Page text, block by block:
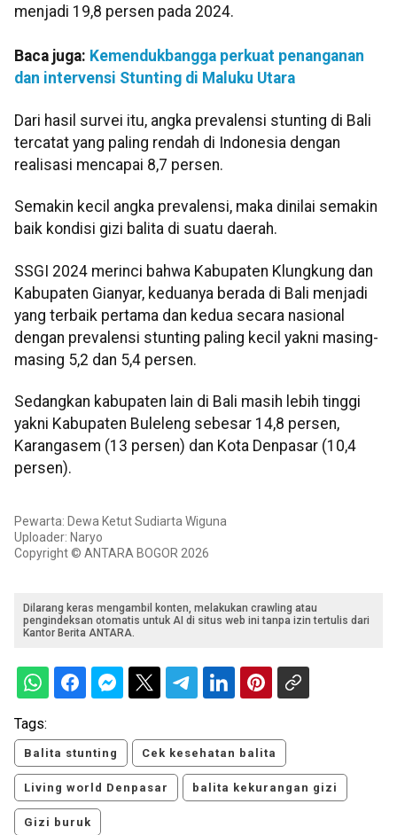
menjadi 19,8 persen pada 2024.
Baca juga: Kemendukbangga perkuat penanganan
dan intervensi Stunting di Maluku Utara
Dari hasil survei itu, angka prevalensi stunting di Bali
tercatat yang paling rendah di Indonesia dengan
realisasi mencapai 8,7 persen.
Semakin kecil angka prevalensi, maka dinilai semakin
baik kondisi gizi balita di suatu daerah.
SSGI 2024 merinci bahwa Kabupaten Klungkung dan
Kabupaten Gianyar, keduanya berada di Bali menjadi
yang terbaik pertama dan kedua secara nasional
dengan prevalensi stunting paling kecil yakni masing-
masing 5,2 dan 5,4 persen.
Sedangkan kabupaten lain di Bali masih lebih tinggi
yakni Kabupaten Buleleng sebesar 14,8 persen,
Karangasem (13 persen) dan Kota Denpasar (10,4
persen).
Pewarta: Dewa Ketut Sudiarta Wiguna
Uploader: Naryo
Copyright © ANTARA BOGOR 2026
Dilarang keras mengambil konten, melakukan crawling atau
pengindeksan otomatis untuk AI di situs web ini tanpa izin tertulis dari
Kantor Berita ANTARA.
Tags:
Balita stunting Cek kesehatan balita
Living world Denpasar balita kekurangan gizi
Gizi buruk